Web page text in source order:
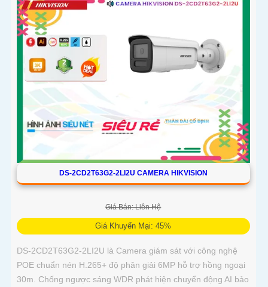
DS-2CD2T63G2-2LI2U CAMERA HIKVISION
Giá Bán: Liên Hệ
Giá Khuyến Mại: 45%
DS-2CD2T63G2-2LI2U là Camera giám sát với công nghệ
POE chuẩn nén H.265+ độ phân giải 6MP hỗ trợ hồng ngoại
30m. Chống ngược sáng WDR phát hiện chuyển động AI bảo